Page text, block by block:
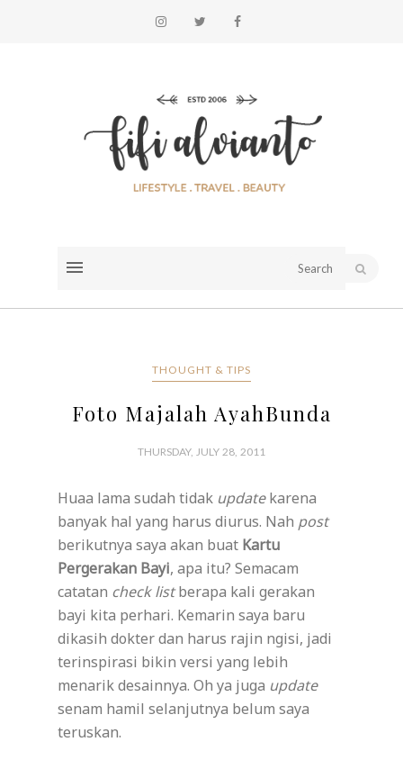
THOUGHT & TIPS
Foto Majalah AyahBunda
THURSDAY, JULY 28, 2011
Huaa lama sudah tidak updatekarena
banyak hal yang harus diurus. Nah post
berikutnya saya akan buat Kartu
Pergerakan Bayi, apa itu? Semacam
catatan check listberapa kali gerakan
bayi kita perhari. Kemarin saya baru
dikasih dokter dan harus rajin ngisi, jadi
terinspirasi bikin versi yang lebih
menarik desainnya. Oh ya juga update
senam hamil selanjutnya belum saya
teruskan.